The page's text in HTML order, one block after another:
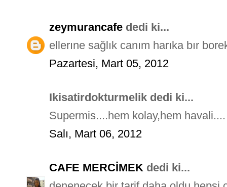
zeymurancafe dedi ki...
ellerıne sağlık canım harıka bır
Pazartesi, Mart 05, 2012
Ikisatirdokturmelik dedi ki...
Supermis....hem kolay,hem havali....
Salı, Mart 06, 2012
CAFE MERCİMEK dedi ki...